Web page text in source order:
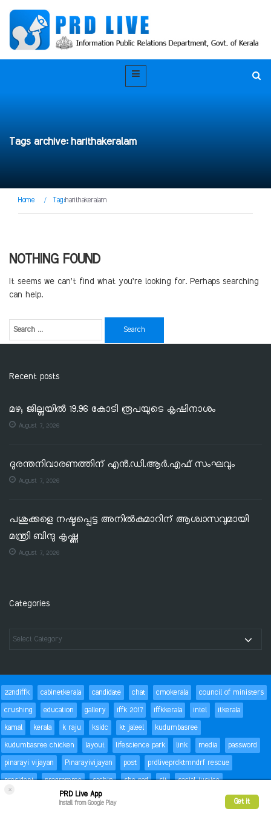
×
PRD Live App
Install from Google Play Get it
Tags archive: harithakeralam
Home / Tag:harithakeralam
NOTHING FOUND
It seems we can’t find what you’re looking for. Perhaps searching
can help.
Recent posts
മഴ; ജില്ലയില്‍ 19.96 കോടി രൂപയുടെ കൃഷിനാശം
August 7, 2026
ദുരന്തനിവാരണത്തിന് എൻ.ഡി.ആർ.എഫ് സംഘവും
August 7, 2026
പശുക്കളെ നഷ്ടപ്പെട്ട അനിൽകുമാറിന് ആശ്വാസവുമായി
മന്ത്രി ബിന്ദു കൃഷ്ണ
August 7, 2026
Categories
22ndiffk cabinetkerala candidate chat cmokerala
council of ministers
crushing
education gallery iffk 2017 iffkkerala intel
itkerala
kamal
kerala k raju ksidc kt jaleel
kudumbasree
kudumbasree chicken
layout lifescience park link media
password
pinarayi vijayan
Pinarayivijayan post
prdliveprdktmndrf rescue
president
programme sachin she pad sit
social justice
status Success
trackbacks